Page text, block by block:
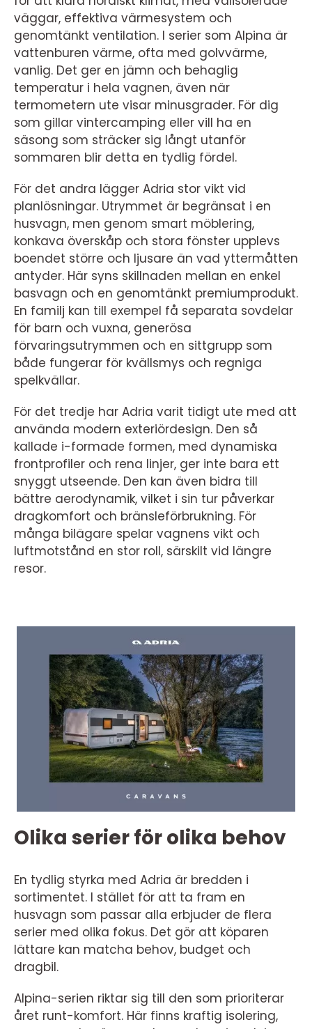
väggar, effektiva värmesystem och
genomtänkt ventilation. I serier som Alpina är
vattenburen värme, ofta med golvvärme,
vanlig. Det ger en jämn och behaglig
temperatur i hela vagnen, även när
termometern ute visar minusgrader. För dig
som gillar vintercamping eller vill ha en
säsong som sträcker sig långt utanför
sommaren blir detta en tydlig fördel.
För det andra lägger Adria stor vikt vid
planlösningar. Utrymmet är begränsat i en
husvagn, men genom smart möblering,
konkava överskåp och stora fönster upplevs
boendet större och ljusare än vad yttermåtten
antyder. Här syns skillnaden mellan en enkel
basvagn och en genomtänkt premiumprodukt.
En familj kan till exempel få separata sovdelar
för barn och vuxna, generösa
förvaringsutrymmen och en sittgrupp som
både fungerar för kvällsmys och regniga
spelkvällar.
För det tredje har Adria varit tidigt ute med att
använda modern exteriördesign. Den så
kallade i-formade formen, med dynamiska
frontprofiler och rena linjer, ger inte bara ett
snyggt utseende. Den kan även bidra till
bättre aerodynamik, vilket i sin tur påverkar
dragkomfort och bränsleförbrukning. För
många bilägare spelar vagnens vikt och
luftmotstånd en stor roll, särskilt vid längre
resor.
Olika serier för olika behov
En tydlig styrka med Adria är bredden i
sortimentet. I stället för att ta fram en
husvagn som passar alla erbjuder de flera
serier med olika fokus. Det gör att köparen
lättare kan matcha behov, budget och
dragbil.
Alpina-serien riktar sig till den som prioriterar
året runt-komfort. Här finns kraftig isolering,